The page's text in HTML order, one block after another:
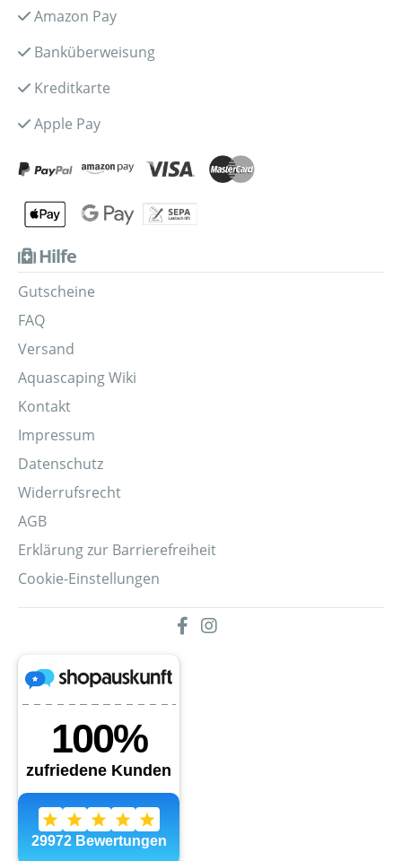
Amazon Pay
Banküberweisung
Kreditkarte
Apple Pay
Hilfe
Gutscheine
FAQ
Versand
Aquascaping Wiki
Kontakt
Impressum
Datenschutz
Widerrufsrecht
AGB
Erklärung zur Barrierefreiheit
Cookie-Einstellungen